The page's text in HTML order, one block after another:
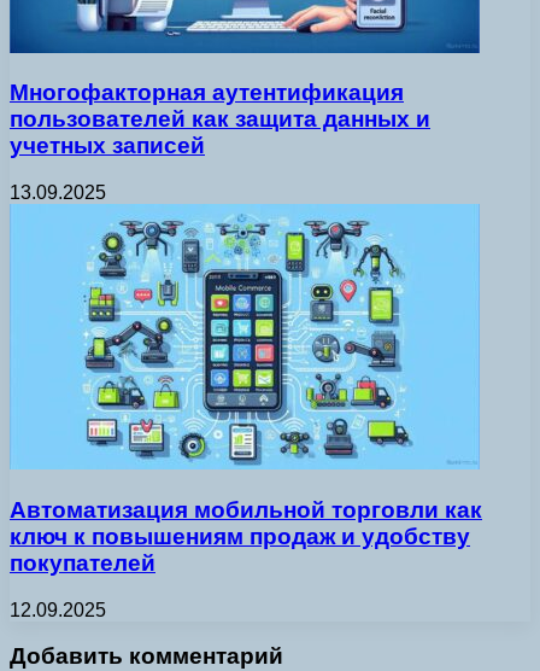
Многофакторная аутентификация
пользователей как защита данных и
учетных записей
13.09.2025
Автоматизация мобильной торговли как
ключ к повышениям продаж и удобству
покупателей
12.09.2025
Добавить комментарий